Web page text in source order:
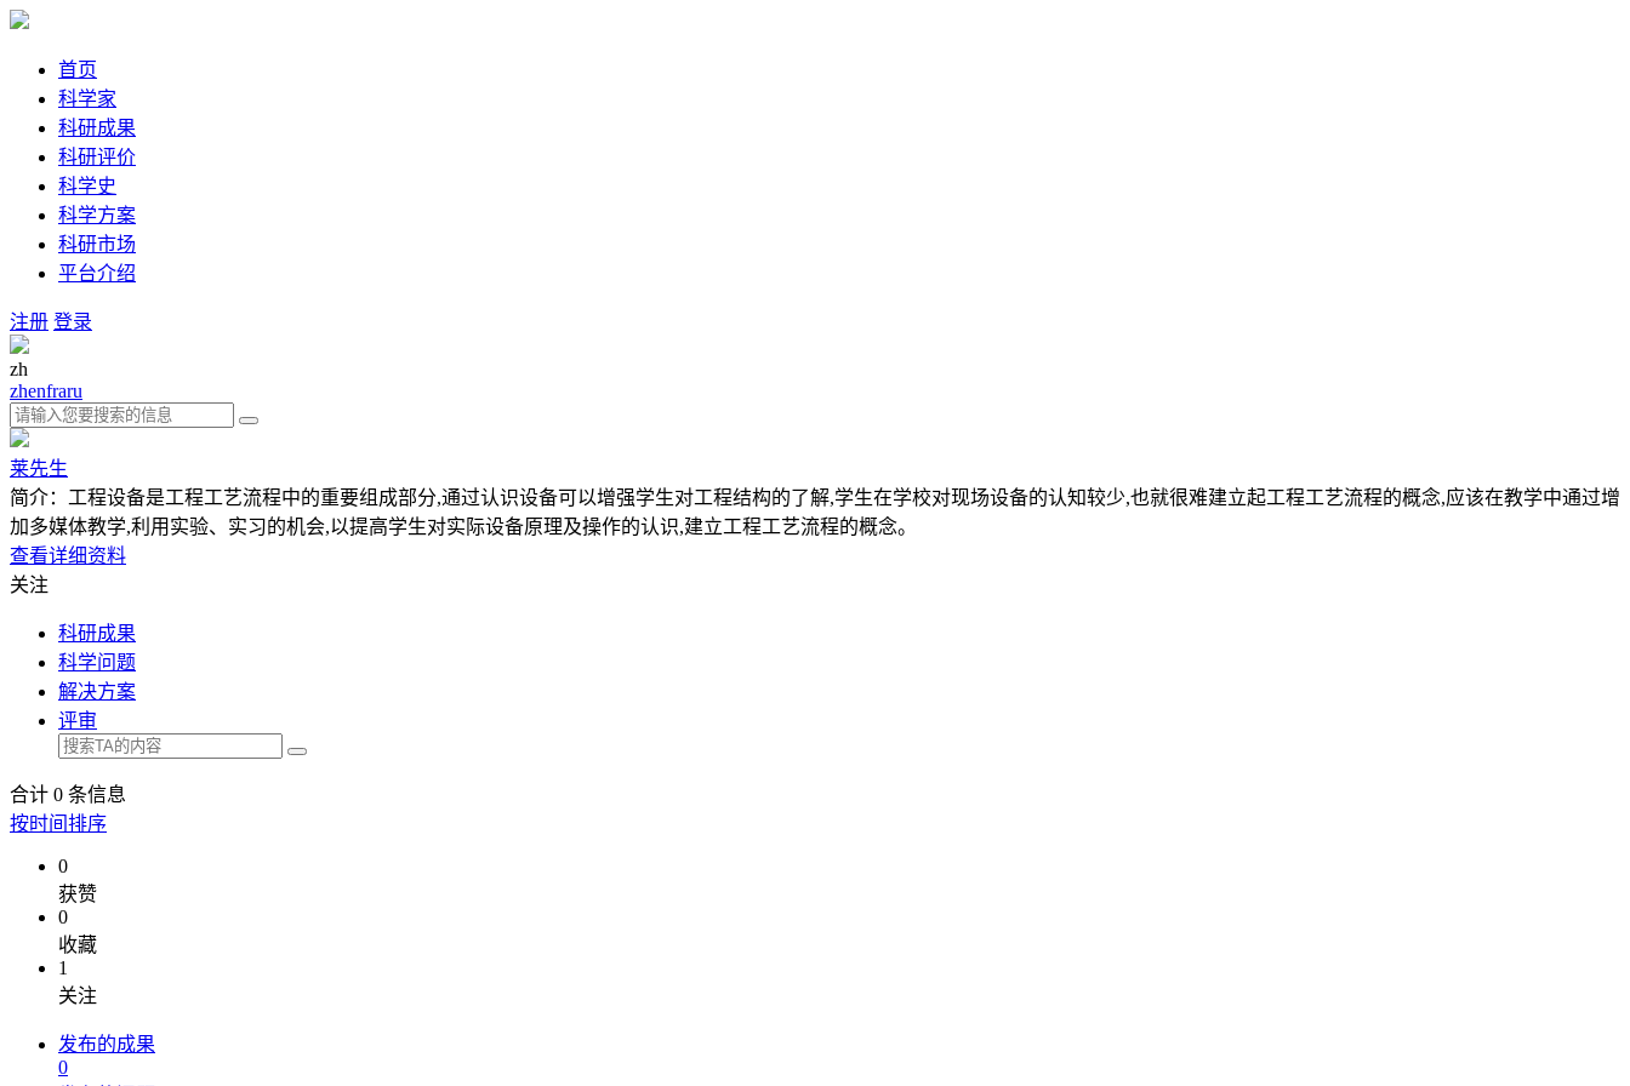
首页
科学家
科研成果
科研评价
科学史
科学方案
科研市场
平台介绍
注册 登录
zh
zhenfraru
莱先生
简介：工程设备是工程工艺流程中的重要组成部分,通过认识设备可以增强学生对工程结构的了解,学生在学校对现场设备的认知较少,也就很难建立起工程工艺流程的概念,应该在教学中通过增
加多媒体教学,利用实验、实习的机会,以提高学生对实际设备原理及操作的认识,建立工程工艺流程的概念。
查看详细资料
关注
科研成果
科学问题
解决方案
评审
合计 0 条信息
按时间排序
0
获赞
0
收藏
1
关注
发布的成果
0